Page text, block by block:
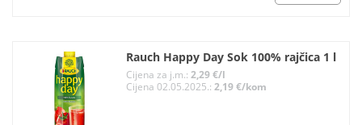
Rauch Happy Day Sok 100% rajčica 1 l
Cijena za j.m.: 2,29 €/l
Cijena 02.05.2025.: 2,19 €/kom